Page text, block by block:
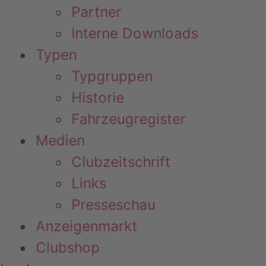
Partner
Interne Downloads
Typen
Typgruppen
Historie
Fahrzeugregister
Medien
Clubzeitschrift
Links
Presseschau
Anzeigenmarkt
Clubshop